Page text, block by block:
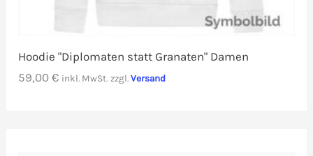
Hoodie "Diplomaten statt Granaten" Damen
59,00€ inkl. MwSt. zzgl.Versand